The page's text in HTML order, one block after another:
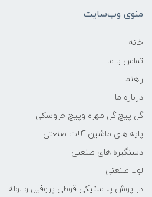
منوی وب‌سایت
خانه
تماس با ما
راهنما
درباره ما
گل پیچ گل مهره وپیچ خروسکی
پایه های ماشین آلات صنعتی
دستگیره های صنعتی
لولا صنعتی
در پوش پلاستیکی قوطی پروفیل و لوله